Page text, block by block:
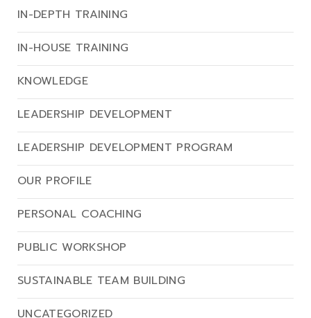
IN-DEPTH TRAINING
IN-HOUSE TRAINING
KNOWLEDGE
LEADERSHIP DEVELOPMENT
LEADERSHIP DEVELOPMENT PROGRAM
OUR PROFILE
PERSONAL COACHING
PUBLIC WORKSHOP
SUSTAINABLE TEAM BUILDING
UNCATEGORIZED